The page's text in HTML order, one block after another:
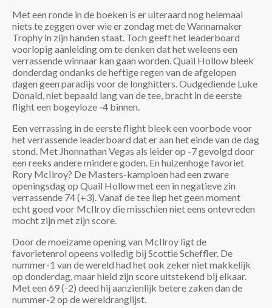
Met een ronde in de boeken is er uiteraard nog helemaal
niets te zeggen over wie er zondag met de Wannamaker
Trophy in zijn handen staat. Toch geeft het leaderboard
voorlopig aanleiding om te denken dat het weleens een
verrassende winnaar kan gaan worden. Quail Hollow bleek
donderdag ondanks de heftige regen van de afgelopen
dagen geen paradijs voor de longhitters. Oudgediende Luke
Donald, niet bepaald lang van de tee, bracht in de eerste
flight een bogeyloze -4 binnen.
Een verrassing in de eerste flight bleek een voorbode voor
het verrassende leaderboard dat er aan het einde van de dag
stond. Met Jhonnathan Vegas als leider op -7 gevolgd door
een reeks andere mindere goden. En huizenhoge favoriet
Rory McIlroy? De Masters-kampioen had een zware
openingsdag op Quail Hollow met een in negatieve zin
verrassende 74 (+3). Vanaf de tee liep het geen moment
echt goed voor McIlroy die misschien niet eens ontevreden
mocht zijn met zijn score.
Door de moeizame opening van McIlroy ligt de
favorietenrol opeens volledig bij Scottie Scheffler. De
nummer-1 van de wereld had het ook zeker niet makkelijk
op donderdag, maar hield zijn score uitstekend bij elkaar.
Met een 69 (-2) deed hij aanzienlijk betere zaken dan de
nummer-2 op de wereldranglijst.